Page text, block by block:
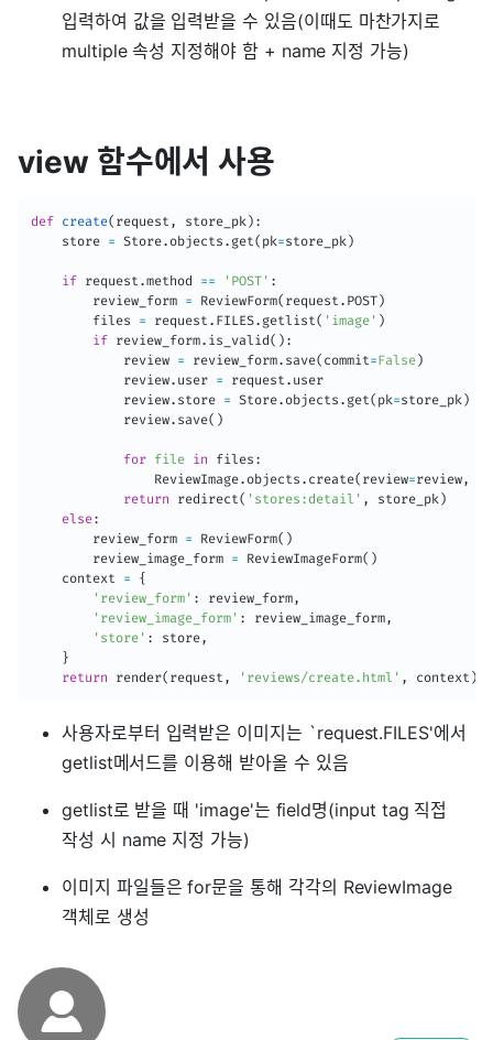
입력하여 값을 입력받을 수 있음(이때도 마찬가지로
multiple 속성 지정해야 함 + name 지정 가능)
view 함수에서 사용
def create( request , store_pk ) :
    store
= Store. objects . get( pk=store_pk )
if request .method == 'POST' :
        review_form
= ReviewForm( request . POST )
        files
= request . FILES. getlist( 'image' )
if review_form. is_valid ( ) :
            review
= review_form. save( commit=False )
            review
. user = request . user
            review
. store = Store. objects . get( pk=store_pk )
            review
. save( )
for file in files :
                ReviewImage
. objects . create( review=review,
return redirect( 'stores:detail' , store_pk )
else:
        review_form
= ReviewForm( )
        review_image_form
= ReviewImageForm( )
    context
=
{
'review_form' : review_form,
'review_image_form' : review_image_form,
'store' : store,
}
return render( request , 'reviews/create.html' , context )
사용자로부터 입력받은 이미지는 `request.FILES'에서
getlist메서드를 이용해 받아올 수 있음
getlist로 받을 때 'image'는 field명(input tag 직접
작성 시 name 지정 가능)
이미지 파일들은 for문을 통해 각각의 ReviewImage
객체로 생성